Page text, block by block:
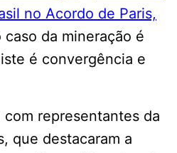
no Acordo de Paris,
caso da mineração é
é convergência e
representantes da
que destacaram a